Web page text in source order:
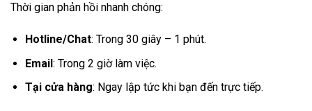
Thời gian phản hồi nhanh chóng:
Hotline/Chat: Trong 30 giây – 1 phút.
Email: Trong 2 giờ làm việc.
Tại cửa hàng: Ngay lập tức khi bạn đến trực tiếp.